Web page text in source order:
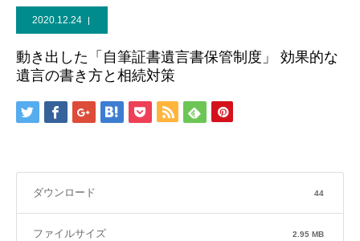
2020.12.24
動き出した「自筆証書遺言書保管制度」 効果的な
遺言の書き方と相続対策
ダウンロード 44
ファイルサイズ 2.95 MB